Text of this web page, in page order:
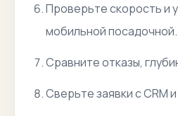
Проверьте скорость и
мобильной посадочной.
Сравните отказы,
Сверьте заявки с CRM